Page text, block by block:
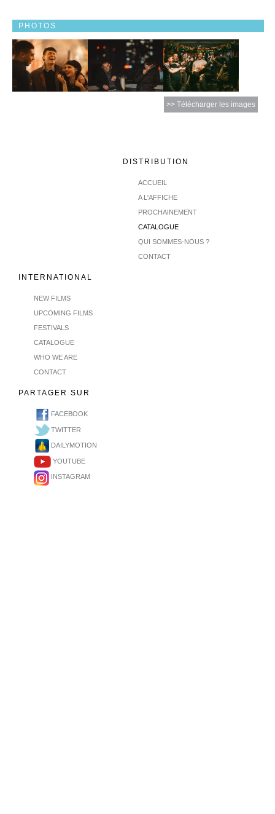
PHOTOS
>> Télécharger les images
DISTRIBUTION
ACCUEIL
A L'AFFICHE
PROCHAINEMENT
CATALOGUE
QUI SOMMES-NOUS ?
CONTACT
INTERNATIONAL
NEW FILMS
UPCOMING FILMS
FESTIVALS
CATALOGUE
WHO WE ARE
CONTACT
PARTAGER SUR
FACEBOOK
TWITTER
DAILYMOTION
YOUTUBE
INSTAGRAM